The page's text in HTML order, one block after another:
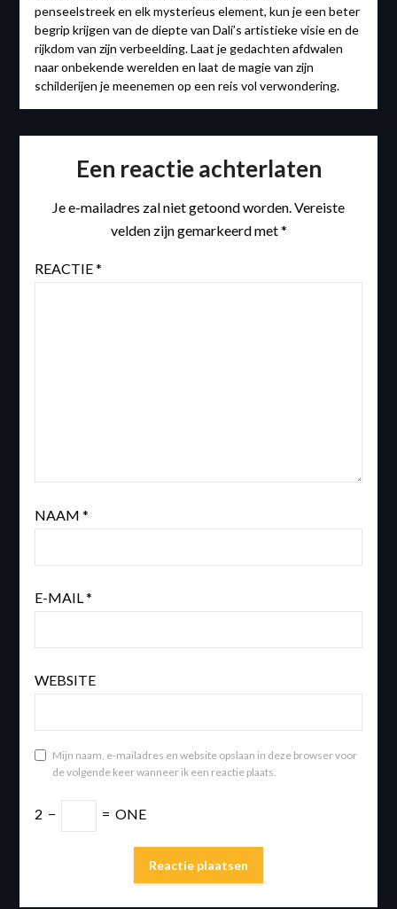
penseelstreek en elk mysterieus element, kun je een beter
begrip krijgen van de diepte van Dalí’s artistieke visie en de
rijkdom van zijn verbeelding. Laat je gedachten afdwalen
naar onbekende werelden en laat de magie van zijn
schilderijen je meenemen op een reis vol verwondering.
Een reactie achterlaten
Je e-mailadres zal niet getoond worden.Vereiste
velden zijn gemarkeerd met*
REACTIE*
NAAM *
E-MAIL*
WEBSITE
Mijn naam, e-mailadres en website opslaan in deze browser voor
de volgende keer wanneer ik een reactie plaats.
2 − = ONE